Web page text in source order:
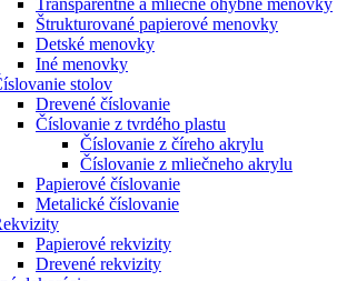
Transparentné a mliečne ohybné menovky
Štrukturované papierové menovky
Detské menovky
Iné menovky
stolov
Drevené číslovanie
Číslovanie z tvrdého plastu
Číslovanie z číreho akrylu
Číslovanie z mliečneho akrylu
Papierové číslovanie
Metalické číslovanie
Papierové rekvizity
Drevené rekvizity